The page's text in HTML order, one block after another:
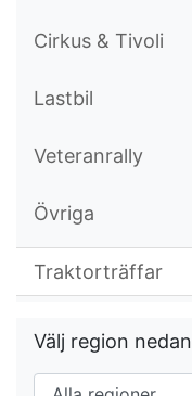
Cirkus & Tivoli
Lastbil
Veteranrally
Övriga
Traktorträffar
Välj region nedan